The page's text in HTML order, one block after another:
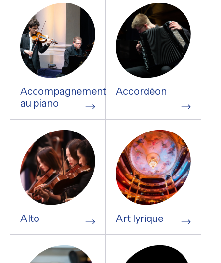
Accompagnement
au piano
Accordéon
Alto Art lyrique